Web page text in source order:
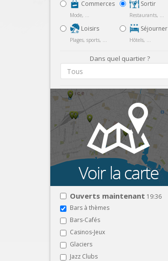
Commerces
Mode, ...
Loisirs
Plages, sports, ...
Sortir
Restaurants, ...
Séjourner
Hôtels, ...
Dans quel quartier ?
Tous
Ouverts maintenant 19:36
Bars à thèmes
Bars-Cafés
Casinos-Jeux
Glaciers
Jazz Clubs